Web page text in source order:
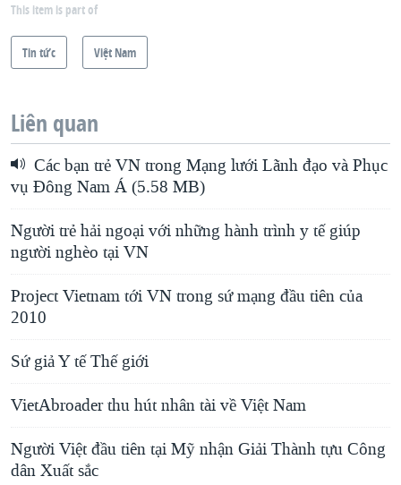
This item is part of
Tin tức Việt Nam
Liên quan
Các bạn trẻ VN trong Mạng lưới Lãnh đạo và Phục
vụ Đông Nam Á (5.58 MB)
Người trẻ hải ngoại với những hành trình y tế giúp
người nghèo tại VN
Project Vietnam tới VN trong sứ mạng đầu tiên của
2010
Sứ giả Y tế Thế giới
VietAbroader thu hút nhân tài về Việt Nam
Người Việt đầu tiên tại Mỹ nhận Giải Thành tựu Công
dân Xuất sắc